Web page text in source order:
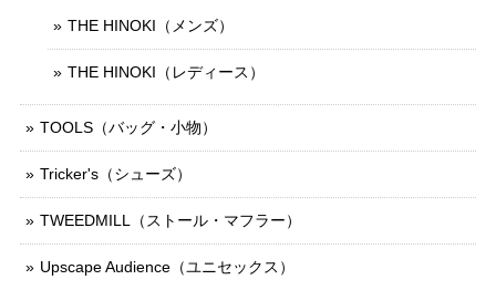
THE HINOKI（メンズ）
THE HINOKI（レディース）
TOOLS（バッグ・小物）
Tricker's（シューズ）
TWEEDMILL（ストール・マフラー）
Upscape Audience（ユニセックス）